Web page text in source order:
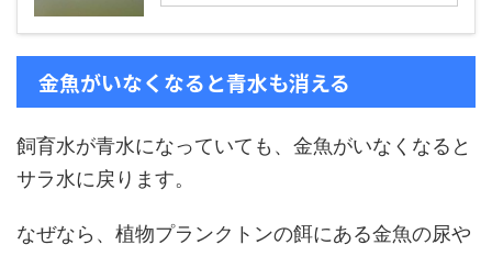
金魚がいなくなると青水も消える
飼育水が青水になっていても、金魚がいなくなると
サラ水に戻ります。
なぜなら、植物プランクトンの餌にある金魚の尿や